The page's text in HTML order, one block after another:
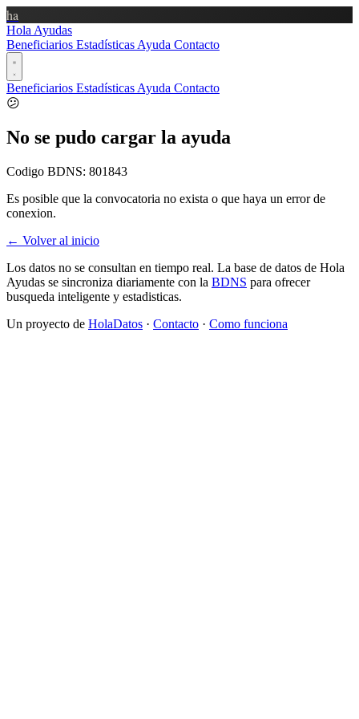
ha
Hola Ayudas
Beneficiarios Estadísticas Ayuda Contacto
Beneficiarios Estadísticas Ayuda Contacto
😕
No se pudo cargar la ayuda
Codigo BDNS: 801843
Es posible que la convocatoria no exista o que haya un error de
conexion.
← Volver al inicio
Los datos no se consultan en tiempo real. La base de datos de Hola
Ayudas se sincroniza diariamente con la BDNS para ofrecer
busqueda inteligente y estadisticas.
Un proyecto de HolaDatos · Contacto · Como funciona